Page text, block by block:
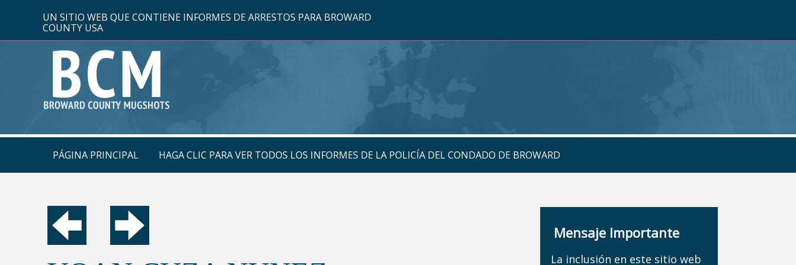
UN SITIO WEB QUE CONTIENE INFORMES DE ARRESTOS PARA BROWARD
COUNTY USA
PÁGINA PRINCIPAL HAGA CLIC PARA VER TODOS LOS INFORMES DE LA POLICÍA DEL CONDADO DE BROWARD
Mensaje Importante
La inclusión en este sitio web